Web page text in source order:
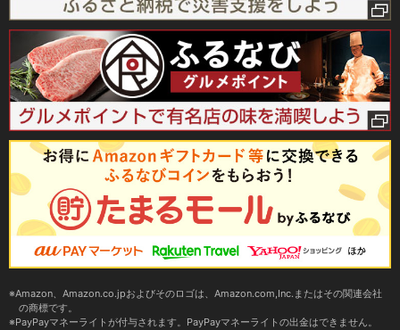
Amazon、Amazon.co.jpおよびそのロゴは、Amazon.com,Inc.またはその関連会社
の商標です。
PayPayマネーライトが付与されます。PayPayマネーライトの出金はできません。